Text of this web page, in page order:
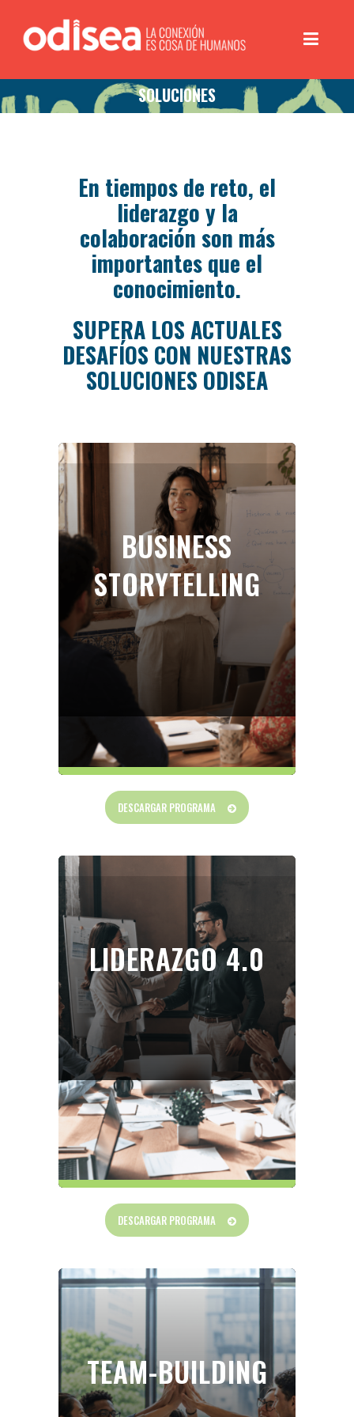
SOLUCIONES
En tiempos de reto, el
liderazgo y la
colaboración son más
importantes que el
conocimiento.
SUPERA LOS ACTUALES
DESAFÍOS CON NUESTRAS
SOLUCIONES ODISEA
BUSINESS
STORYTELLING
DESCARGAR PROGRAMA
LIDERAZGO 4.0
DESCARGAR PROGRAMA
TEAM-BUILDING